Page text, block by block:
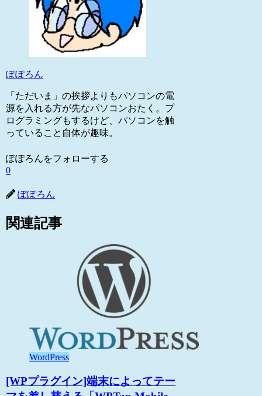
ぽぽろん
「ただいま」の挨拶よりもパソコンの電
源を入れる方が先なパソコンおたく。プ
ログラミングもするけど、パソコンを触
っていること自体が趣味。
ぽぽろんをフォローする
0
ぽぽろん
関連記事
WordPress
[WPプラグイン]端末によってテー